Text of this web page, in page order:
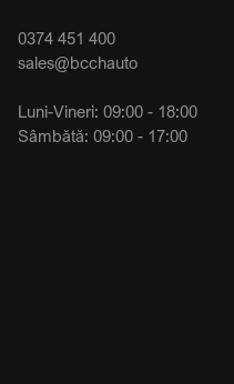
0374 451 400
sales@bcchauto
Luni-Vineri: 09:00 - 18:00
Sâmbătă: 09:00 - 17:00